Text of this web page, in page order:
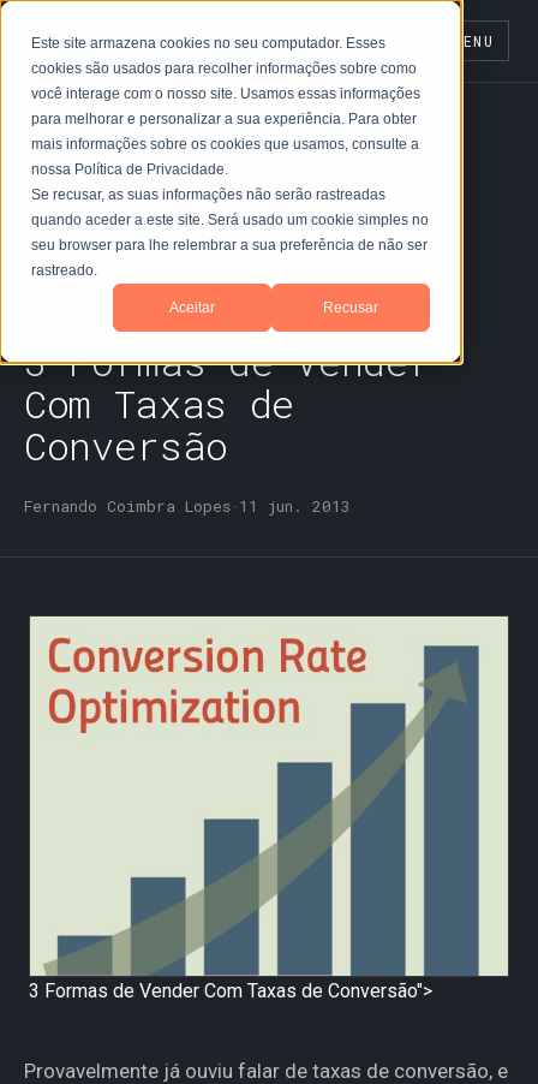
Este site armazena cookies no seu computador. Esses
cookies são usados para recolher informações sobre como
você interage com o nosso site. Usamos essas informações
para melhorar e personalizar a sua experiência. Para obter
mais informações sobre os cookies que usamos, consulte a
nossa Política de Privacidade.
Se recusar, as suas informações não serão rastreadas
quando aceder a este site. Será usado um cookie simples no
seu browser para lhe relembrar a sua preferência de não ser
rastreado.
Aceitar Recusar
MENU
← Blog
ESTRATÉGIAS DE COMERCIALIZAÇÃO
INBOUND MARKETING
3 Formas de Vender
Com Taxas de
Conversão
Fernando Coimbra Lopes· 11 jun. 2013
3 Formas de Vender Com Taxas de Conversão">
Provavelmente já ouviu falar de taxas de conversão, e